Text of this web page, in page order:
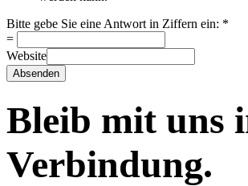
Bitte gebe Sie eine Antwort in Ziffern ein: *
=
Website
Absenden
Bleib mit uns
Verbindung.